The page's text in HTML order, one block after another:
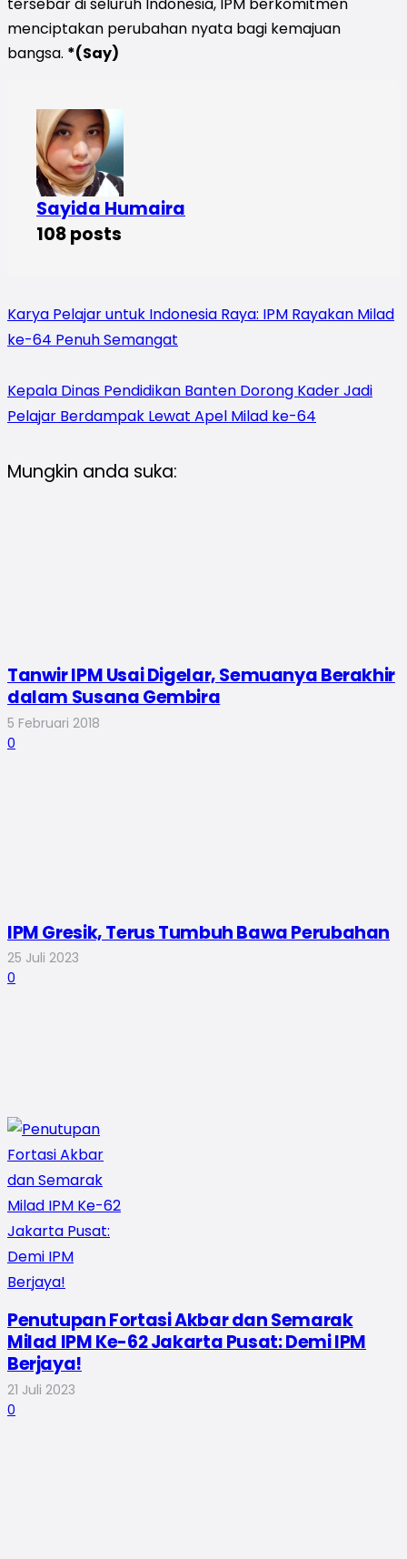
menciptakan perubahan nyata bagi kemajuan
bangsa. *(Say)
Sayida Humaira
108 posts
Karya Pelajar untuk Indonesia Raya: IPM Rayakan Milad
ke-64 Penuh Semangat
Kepala Dinas Pendidikan Banten Dorong Kader Jadi
Pelajar Berdampak Lewat Apel Milad ke-64
Mungkin anda suka:
Tanwir IPM Usai Digelar, Semuanya Berakhir
dalam Susana Gembira
5 Februari 2018
0
IPM Gresik, Terus Tumbuh Bawa Perubahan
25 Juli 2023
0
Penutupan Fortasi Akbar dan Semarak
Milad IPM Ke-62 Jakarta Pusat: Demi IPM
Berjaya!
21 Juli 2023
0